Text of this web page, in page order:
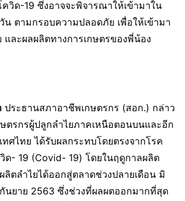
วิด-19 ซึ่งอาจจะพิจารณาให้เข้ามาใน
น ตามกรอบความปลอดภัย เพื่อให้เข้ามา
และผลผลิตทางการเกษตรของพี่น้อง
ประธานสภาอาชีพเกษตรกร (สอก.) กล่าว
ษตรกรผู้ปลูกลำไยภาคเหนือตอนบนและอีก
ทศไทย ได้รับผลกระทบโดยตรงจากโรค
ด- 19 (Covid- 19) โดยในฤดูกาลผลิต
ลิตลำไยได้ออกสู่ตลาดช่วงปลายเดือน มิ
นยาย 2563 ซึ่งช่วงที่ผลผตออกมากที่สุด